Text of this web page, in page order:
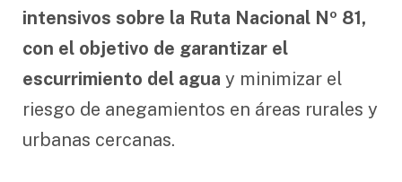
intensivos sobre la Ruta Nacional Nº 81,
con el objetivo de garantizar el
escurrimiento del agua y minimizar el
riesgo de anegamientos en áreas rurales y
urbanas cercanas.